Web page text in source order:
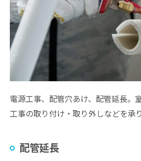
電源工事、配管穴あけ、配管延長。
工事の取り付け・取り外しなどを承り
配管延長